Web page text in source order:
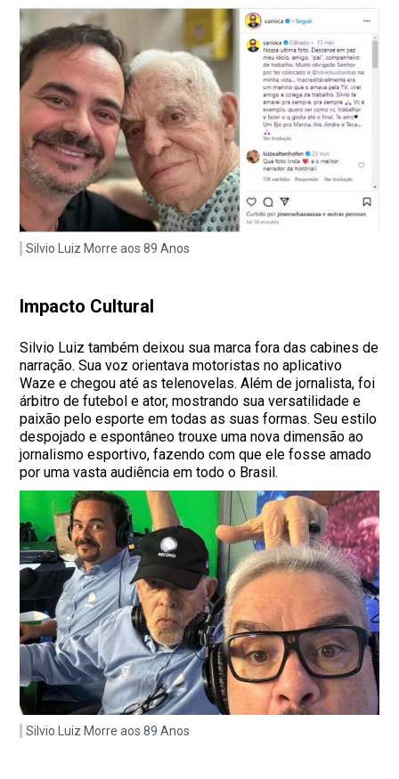
Silvio Luiz Morre aos 89 Anos
Impacto Cultural
Silvio Luiz também deixou sua marca fora das cabines de
narração. Sua voz orientava motoristas no aplicativo
Waze e chegou até as telenovelas. Além de jornalista, foi
árbitro de futebol e ator, mostrando sua versatilidade e
paixão pelo esporte em todas as suas formas. Seu estilo
despojado e espontâneo trouxe uma nova dimensão ao
jornalismo esportivo, fazendo com que ele fosse amado
por uma vasta audiência em todo o Brasil.
Silvio Luiz Morre aos 89 Anos